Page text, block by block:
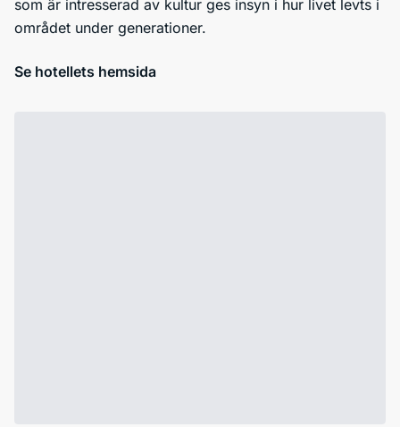
som är intresserad av kultur ges insyn i hur livet levts i
området under generationer.
Se hotellets hemsida